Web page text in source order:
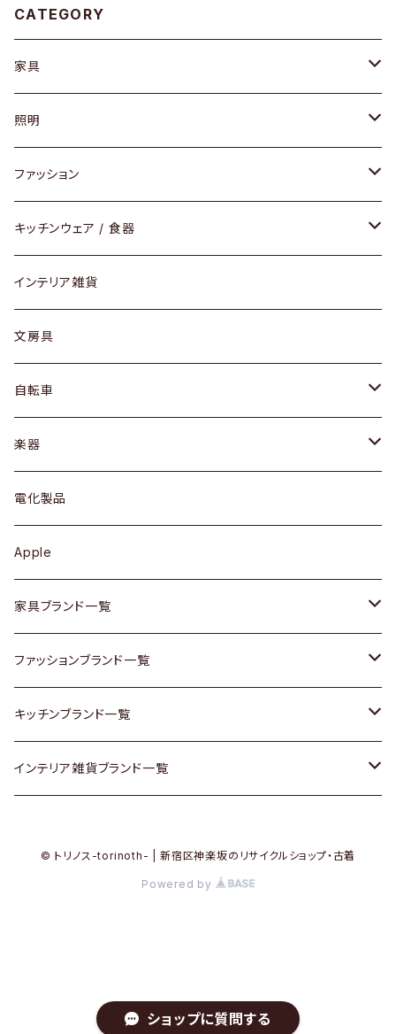
ショップに質問する
CATEGORY
家具
ソファ / ベンチ
チェア / スツール
ダイニングセット / ダイニングテーブル
ローテーブル / サイドテーブル
デスク / コンソール
ドレッサー
シェルフ
キュリオケース / 飾り棚
カップボード / 食器棚
チェスト
その他家具
Vintageヴィンテージ / Antiqueアンティーク
Designers / デザイナーズ
照明
ペンダントライト
テーブルランプ / デスクスタンド
フロアライト
ファッション
アクセサリー
リング
ピアス / イヤリング
財布
バッグ
アウター
トップス
ワンピース
ボトムス
靴
スカーフ
腕時計
Vintage / ヴィンテージ
キッチンウェア / 食器
グラス / タンブラー
カップ / マグ
プレート / ボウル
カトラリー
ケトル / ティーポット
鍋 / フライパン
Vintage / ヴィンテージ
銀製品
和物 / 作家物
その他キッチン雑貨
インテリア雑貨
文房具
自転車
dahon
楽器
ギター
ベース
その他楽器
電化製品
Apple
家具ブランド一覧
ACME Furniture / アクメ ファニチャー
ACTUS / アクタス
arflex / アルフレックス
ファッションブランド一覧
agnes b / アニエス ベー
BALLY / バリー
キッチンブランド一覧
ARABIA / アラビア
インテリア雑貨ブランド一覧
© トリノス-torinoth- | 新宿区神楽坂のリサイクルショップ・古着
Powered by